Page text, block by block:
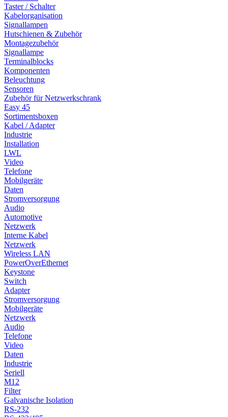
Taster / Schalter
Kabelorganisation
Signallampen
Hutschienen & Zubehör
Montagezubehör
Signallampe
Terminalblocks
Komponenten
Beleuchtung
Sensoren
Zubehör für Netzwerkschrank
Easy 45
Sortimentsboxen
Kabel / Adapter
Industrie
Installation
LWL
Video
Telefone
Mobilgeräte
Daten
Stromversorgung
Audio
Automotive
Netzwerk
Interne Kabel
Netzwerk
Wireless LAN
PowerOverEthernet
Keystone
Switch
Adapter
Stromversorgung
Mobilgeräte
Netzwerk
Audio
Telefone
Video
Daten
Industrie
Seriell
M12
Filter
Galvanische Isolation
RS-232